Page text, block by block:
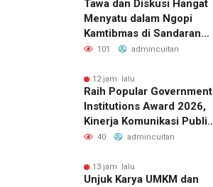
Tawa dan Diskusi Hangat
Menyatu dalam Ngopi
Kamtibmas di Sandaran
Galeh
101 admincuitan
12 jam lalu
Raih Popular Government
Institutions Award 2026,
Kinerja Komunikasi Publik
Kementerian ATR/BPN
40 admincuitan
13 jam lalu
Unjuk Karya UMKM dan